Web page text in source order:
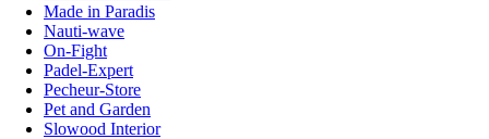
Made in Paradis
Nauti-wave
On-Fight
Padel-Expert
Pecheur-Store
Pet and Garden
Slowood Interior